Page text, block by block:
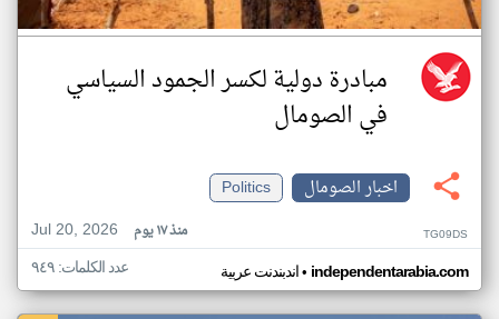
مبادرة دولية لكسر الجمود السياسي
في الصومال
اخبار الصومال
Politics
Jul 20, 2026
منذ ١٧ يوم TG09DS
اندبندنت عربية• independentarabia.com عدد الكلمات: ٩٤٩